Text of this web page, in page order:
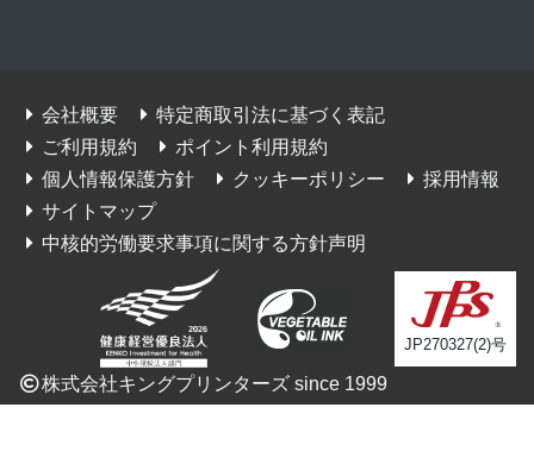
会社概要
特定商取引法に基づく表記
ご利用規約
ポイント利用規約
個人情報保護方針
クッキーポリシー
採用情報
サイトマップ
中核的労働要求事項に関する方針声明
JP270327(2)号
株式会社キングプリンターズ since 1999